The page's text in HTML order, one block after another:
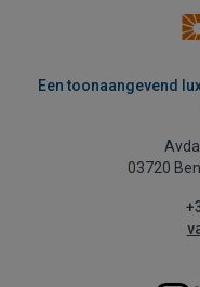
Een toonaangevend
03720